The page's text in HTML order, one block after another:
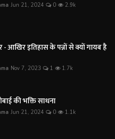
Jun 21, 2024 0 2.9k
- आखिर इतिहास के पन्नों से क्यों गायब है
Nov 7, 2023 1 1.7k
की भक्ति साधना
Jun 21, 2024 0 1.1k